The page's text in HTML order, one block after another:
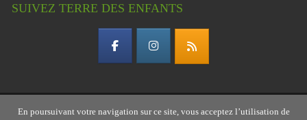
SUIVEZ TERRE DES ENFANTS
En poursuivant votre navigation sur ce site, vous acceptez l’utilisation de